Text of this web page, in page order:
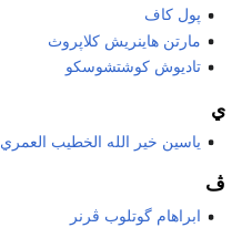
پول كاف
مارتن هاينريش كلاپروث
تاديوش كوشتشوسكو
ي
ياسين خير الله الخطيب العمري
ڤ
ابراهام گوتلوب ڤرنر